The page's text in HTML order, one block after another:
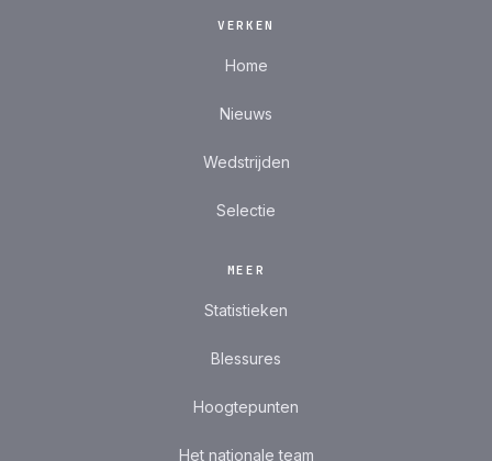
VERKEN
Home
Nieuws
Wedstrijden
Selectie
MEER
Statistieken
Blessures
Hoogtepunten
Het nationale team